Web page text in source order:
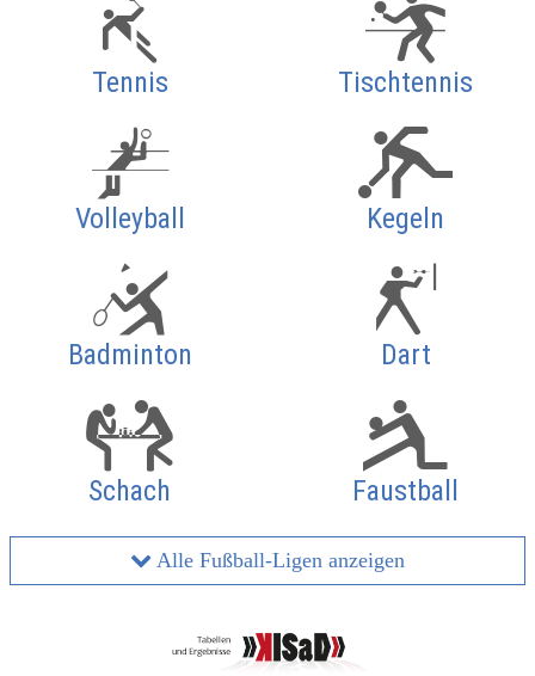
Tennis Tischtennis
Volleyball Kegeln
Badminton Dart
Schach Faustball
Alle Fußball-Ligen anzeigen